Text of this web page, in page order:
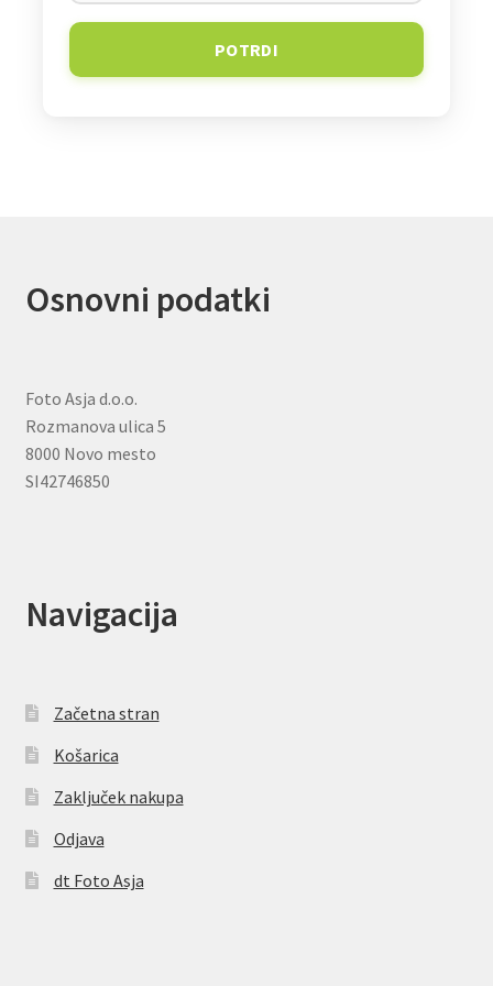
POTRDI
Osnovni podatki
Foto Asja d.o.o.
Rozmanova ulica 5
8000 Novo mesto
SI42746850
Navigacija
Začetna stran
Košarica
Zaključek nakupa
Odjava
dt Foto Asja